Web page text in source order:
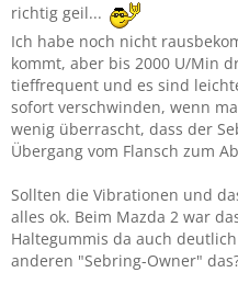
richtig geil...
Ich habe noch nicht
kommt, aber bis 2000 U/Min
tieffrequent und es sind
sofort verschwinden, wenn
wenig überrascht, dass der
Übergang vom Flansch zum
Sollten die Vibrationen und
alles ok. Beim Mazda 2 war
Haltegummis da auch
anderen "Sebring-Owner"